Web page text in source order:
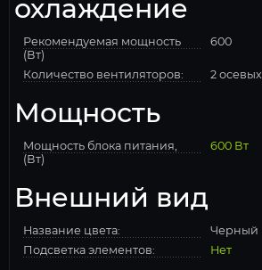
охлаждение
Рекомендуемая мощность
(Вт)
600
Количество вентиляторов: 2 осевых
Мощность
Мощность блока питания,
(Вт)
600 Вт
Внешний вид
Название цвета:
Черный
Подсветка элементов:
Нет